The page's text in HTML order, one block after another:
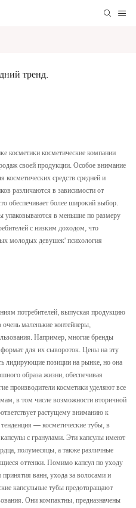
тренд.
косметики косметические компании
своей продукции. Особое внимание
средств средней и
различаются в зависимости от
обеспечивает более широкий выбор.
упаковываются в меньшие по размеру
с низким доходом, что
молодых девушек' психология
потребителей, выпуская продукцию
маленькие контейнеры,
Например, многие бренды
формат для их сывороток. Цены на эту
лидирующие позиции на рынке, но она
образа жизни, обеспечивая
производители косметики уделяют все
в том числе возможности вторичной
растущему вниманию к
тенденция — косметические тубы, в
с гранулами. Эти капсулы имеют
полумесяцы, а также различные
оттенки. Помимо капсул по уходу
ванн, ухода за волосами и
капсульные тубы предотвращают
Они компактны, предназначены